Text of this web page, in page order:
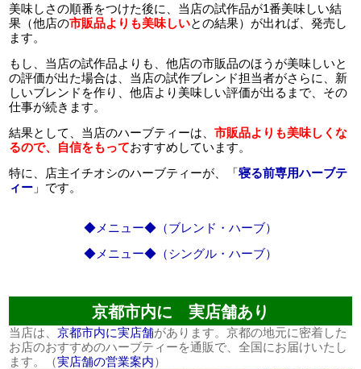
美味しさの順番をつけた後に、当店の試作品が1番美味しい結
果（他店の市販品よりも美味しいとの結果）が出れば、発売し
ます。
もし、当店の試作品よりも、他店の市販品のほうが美味しいと
の評価が出た場合は、当店の試作ブレンド担当者がさらに、新
しいブレンドを作り、他店より美味しい評価が出るまで、その
仕事が続きます。
結果として、当店のハーブティーは、市販品よりも美味しくな
るので、自信をもっておすすめしています。
特に、店主イチオシのハーブティーが、「寝る前専用ハーブテ
ィー 」です。
◆メニュー◆（ブレンド・ハーブ）
◆メニュー◆（シングル・ハーブ）
京都市内に 実店舗あり
当店は、京都市内に実店舗があります。京都の地元に密着した
お店のおすすめのハーブティーを通販で、全国にお届けいたし
ます。（実店舗の営業案内）